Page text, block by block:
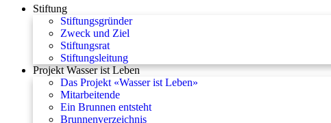
Stiftung
Stiftungsgründer
Zweck und Ziel
Stiftungsrat
Stiftungsleitung
Projekt Wasser ist Leben
Das Projekt «Wasser ist Leben»
Mitarbeitende
Ein Brunnen entsteht
Brunnenverzeichnis